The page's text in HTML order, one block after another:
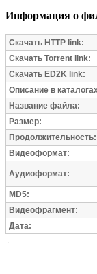
Информация о
Скачать HTTP link:
Скачать Torrent link:
Скачать ED2K link:
Описание в
Название файла:
Размер:
Продолжительность:
Видеоформат:
Аудиоформат:
MD5:
Видеофрагмент:
Дата: